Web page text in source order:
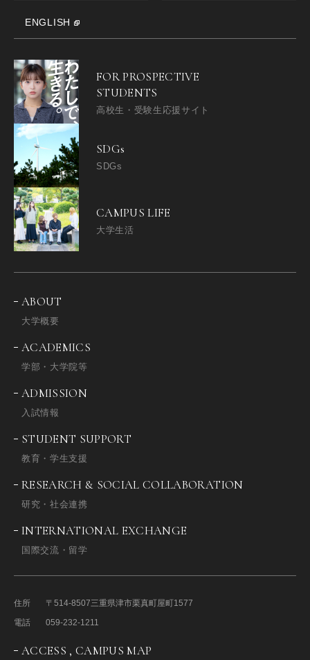
ENGLISH
FOR PROSPECTIVE
STUDENTS
高校生・受験生応援サイト
SDGs
SDGs
CAMPUS LIFE
大学生活
ABOUT
大学概要
ACADEMICS
学部・大学院等
ADMISSION
入試情報
STUDENT SUPPORT
教育・学生支援
RESEARCH & SOCIAL COLLABORATION
研究・社会連携
INTERNATIONAL EXCHANGE
国際交流・留学
住所 〒514-8507三重県津市栗真町屋町1577
電話
059-232-1211
ACCESS , CAMPUS MAP